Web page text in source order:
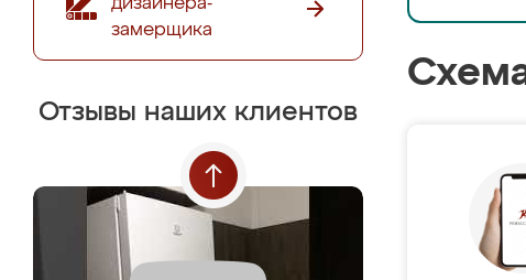
замерщика
Отзывы наших клиентов